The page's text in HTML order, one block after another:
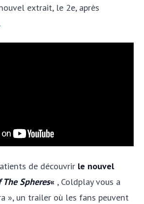
extrait, le 2e, après
.
de découvrir le nouvel
Spheres« , Coldplay vous a
», un trailer où les fans peuvent